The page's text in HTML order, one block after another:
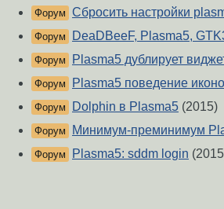
Форум Сбросить настройки
Форум DeaDBeeF, Plasma5,
Форум Plasma5 дублирует
Форум Plasma5 поведение
Форум Dolphin в Plasma5 (2015)
Форум Минимум-преминимум
Форум Plasma5: sddm login